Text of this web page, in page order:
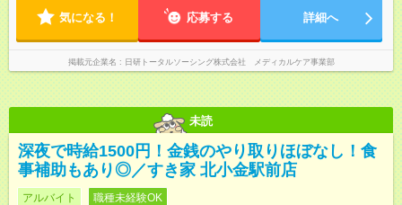
気になる！ 応募する 詳細へ
掲載元企業名 日研トータルソーシング株式会社 メディカルケア事業部
未読
深夜で時給1500円！金銭のやり取りほぼなし！食
事補助もあり◎／すき家 北小金駅前店
アルバイト 職種未経験OK